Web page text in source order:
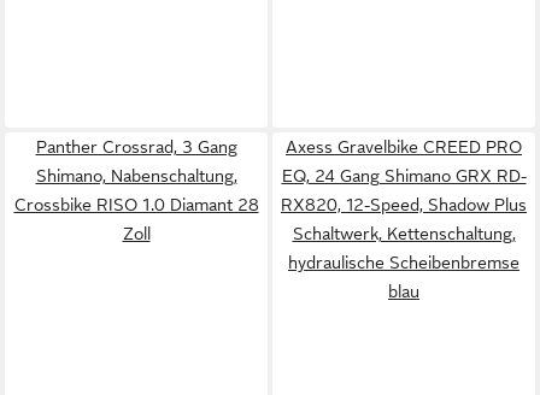
Panther Crossrad, 3 Gang
Shimano, Nabenschaltung,
Crossbike RISO 1.0 Diamant 28
Zoll
Axess Gravelbike CREED PRO
EQ, 24 Gang Shimano GRX RD-
RX820, 12-Speed, Shadow Plus
Schaltwerk, Kettenschaltung,
hydraulische Scheibenbremse
blau